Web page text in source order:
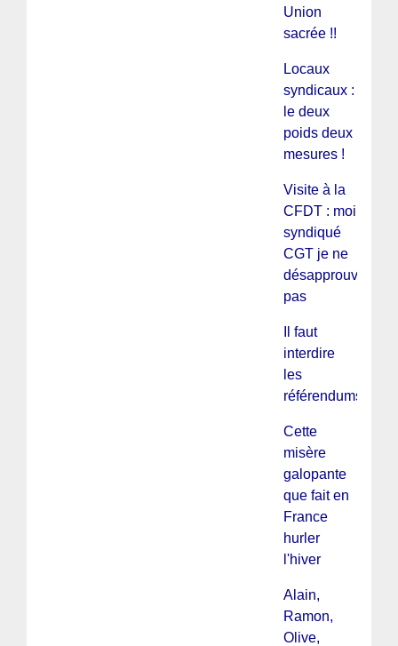
Union
sacrée !!
Locaux
syndicaux :
le deux
poids deux
mesures !
Visite à la
CFDT : moi
syndiqué
CGT je ne
désapprouve
pas
Il faut
interdire
les
référendums !
Cette
misère
galopante
que fait en
France
hurler
l'hiver
Alain,
Ramon,
Olive,